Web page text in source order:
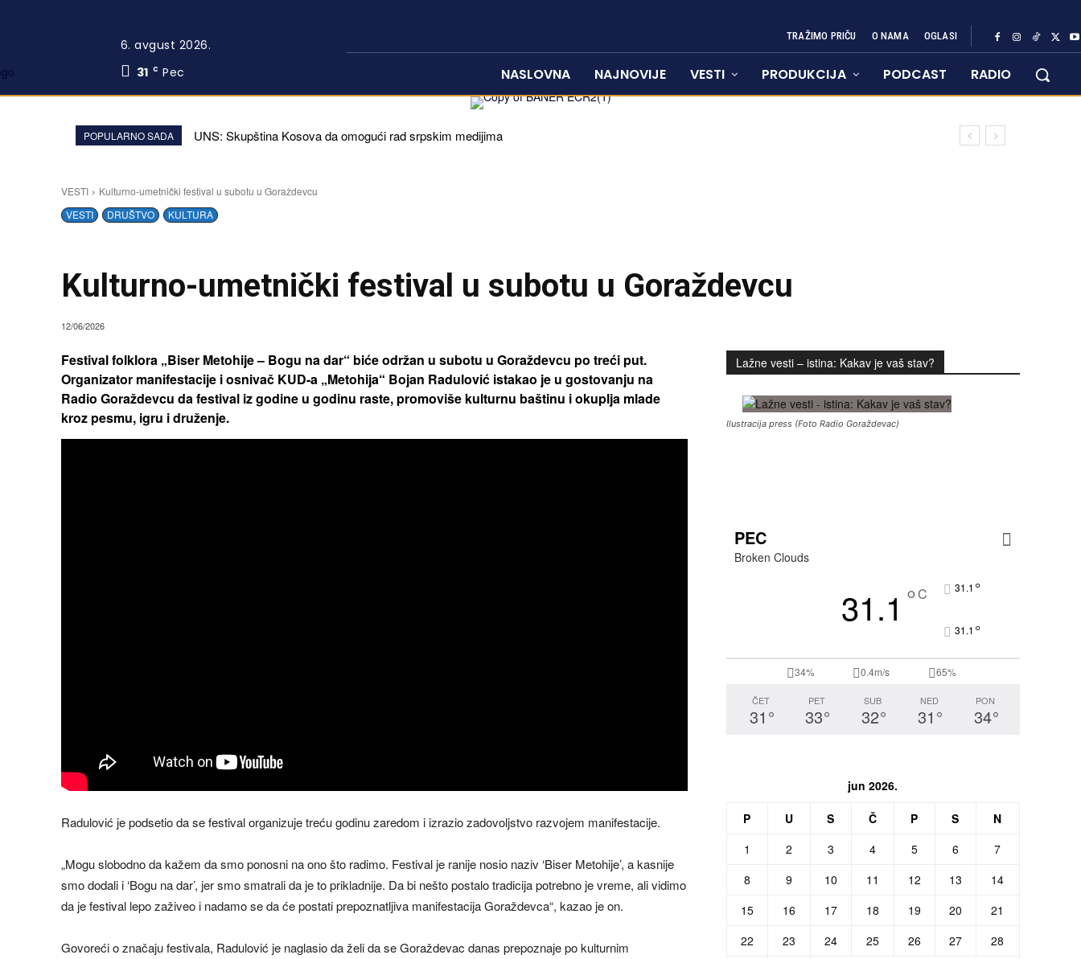
6. avgust 2026.
31 C Pec
TRAŽIMO PRIČU O NAMA OGLASI
NASLOVNA NAJNOVIJE VESTI PRODUKCIJA PODCAST RADIO
POPULARNO SADA UNS: Skupština Kosova da omogući rad srpskim medijima
VESTI
Kulturno-umetnički festival u subotu u Goraždevcu
VESTI
DRUŠTVO KULTURA
Kulturno-umetnički festival u subotu u Goraždevcu
12/06/2026
Festival folklora „Biser Metohije – Bogu na dar“ biće održan u subotu u Goraždevcu po treći put.
Organizator manifestacije i osnivač KUD-a „Metohija“ Bojan Radulović istakao je u gostovanju na
Radio Goraždevcu da festival iz godine u godinu raste, promoviše kulturnu baštinu i okuplja mlade
kroz pesmu, igru i druženje.
Radulović je podsetio da se festival organizuje treću godinu zaredom i izrazio zadovoljstvo razvojem manifestacije.
„Mogu slobodno da kažem da smo ponosni na ono što radimo. Festival je ranije nosio naziv ‘Biser Metohije’, a kasnije
smo dodali i ‘Bogu na dar’, jer smo smatrali da je to prikladnije. Da bi nešto postalo tradicija potrebno je vreme, ali vidimo
da je festival lepo zaživeo i nadamo se da će postati prepoznatljiva manifestacija Goraždevca“, kazao je on.
Govoreći o značaju festivala, Radulović je naglasio da želi da se Goraždevac danas prepoznaje po kulturnim
Lažne vesti – istina: Kakav je vaš stav?
Ilustracija press (Foto Radio Goraždevac)
PEC
Broken Clouds
31.1 °C 31.1 °
31.1 °
34% 0.4m/s 65%
ČET
31 °
PET
33°
SUB
32°
NED
31 °
PON
34°
jun 2026.
P U S Č P S
N
1
2 3 4 5 6
7
8
9 10 11 12 13
14
15
16 17 18 19 20
21
22
23 24 25 26 27
28